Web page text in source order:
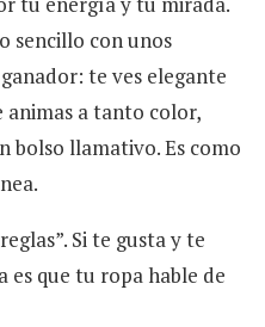
sencillo con unos
te ves elegante
animas a tanto color,
bolso llamativo. Es como
Si te gusta y te
es que tu ropa hable de